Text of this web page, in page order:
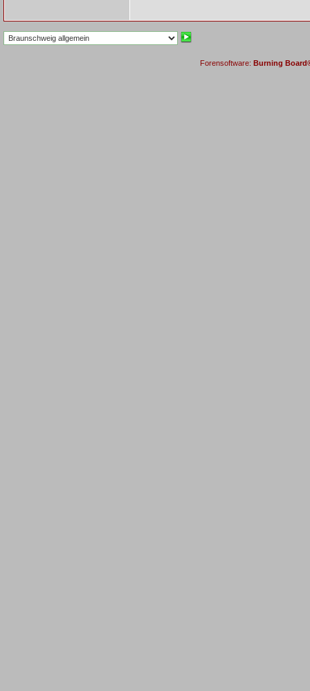
Forensoftware: Burning